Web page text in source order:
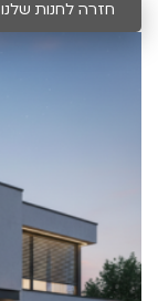
חזרה לחנות שלנו